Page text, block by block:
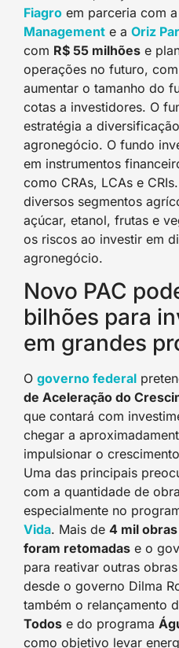
Fiagro em parceria com a
Management e a Oriz
com R$ 55 milhões e
operações no futuro,
aumentar o tamanho do
cotas a investidores. O
estratégia a
agronegócio. O fundo
em instrumentos
como CRAs, LCAs e
diversos segmentos
açúcar, etanol, frutas e
os riscos ao investir em
agronegócio.
Novo PAC
bilhões para
em grandes
O governo federal
de Aceleração do
que contará com
chegar a
impulsionar o
Uma das principais
com a quantidade de
especialmente no
Vida. Mais de 4 mil
foram retomadas e o
para reativar outras
desde o governo Dilma
também o relançamento
Todos e do programa
como objetivo levar